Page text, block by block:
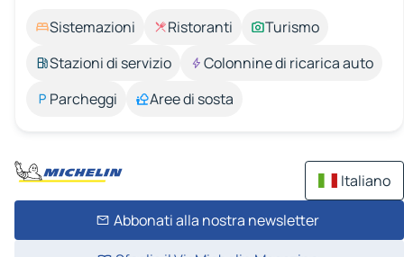
Sistemazioni Ristoranti
Turismo
Stazioni di servizio
Colonnine di ricarica auto
Parcheggi
Aree di sosta
Italiano
Abbonati alla nostra newsletter